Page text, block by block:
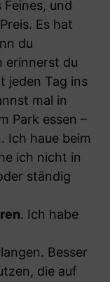
und
Es hat
du
erinnerst du
jeden Tag ins
mal in
Park essen –
Ich haue beim
ich nicht in
ständig
. Ich habe
Besser
die auf